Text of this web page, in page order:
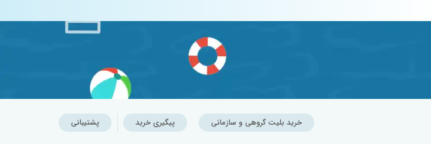
خرید بلیت گروهی و سازمانی پیگیری خرید پشتیبانی